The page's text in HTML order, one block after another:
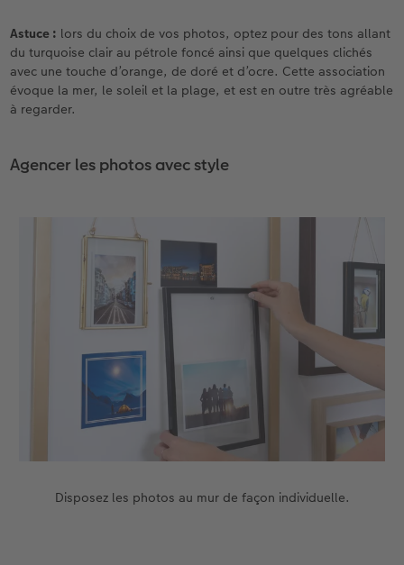
Astuce : lors du choix de vos photos, optez pour des tons allant
du turquoise clair au pétrole foncé ainsi que quelques clichés
avec une touche d’orange, de doré et d’ocre. Cette association
évoque la mer, le soleil et la plage, et est en outre très agréable
à regarder.
Agencer les photos avec style
Disposez les photos au mur de façon individuelle.